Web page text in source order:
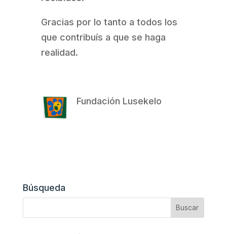
Gracias por lo tanto a todos los
que contribuís a que se haga
realidad.
Fundación Lusekelo
Búsqueda